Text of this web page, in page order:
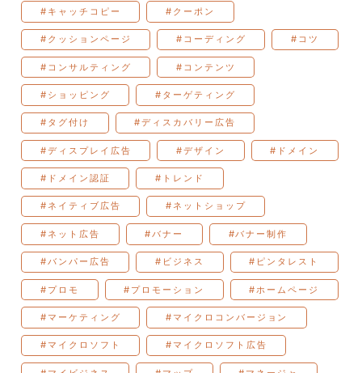
#キャッチコピー #クーポン
#クッションページ #コーディング #コツ
#コンサルティング #コンテンツ
#ショッピング #ターゲティング
#タグ付け #ディスカバリー広告
#ディスプレイ広告 #デザイン #ドメイン
#ドメイン認証 #トレンド
#ネイティブ広告 #ネットショップ
#ネット広告 #バナー #バナー制作
#バンパー広告 #ビジネス #ピンタレスト
#プロモ #プロモーション #ホームページ
#マーケティング #マイクロコンバージョン
#マイクロソフト #マイクロソフト広告